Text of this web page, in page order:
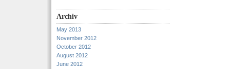
Archiv
May 2013
November 2012
October 2012
August 2012
June 2012